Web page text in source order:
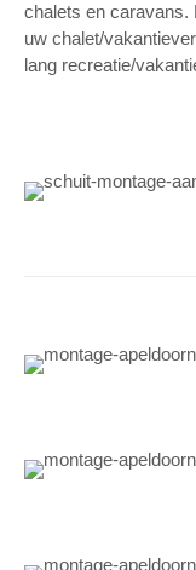
chalets en caravans.
uw chalet/
lang recreatie/